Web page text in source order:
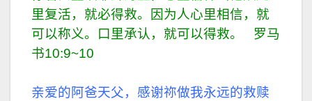
里复活，就必得救。因为人心里相信，就
可以称义。口里承认，就可以得救。 罗马
书10:9~10
亲爱的阿爸天父，感谢祢做我永远的救赎